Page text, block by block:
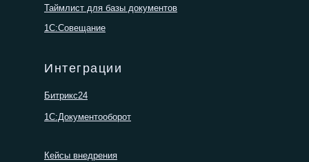
Битрикс24
1С:Документооборот
Интеграции
Кейсы внедрения
1С:Совещание
Таймлист для базы документов